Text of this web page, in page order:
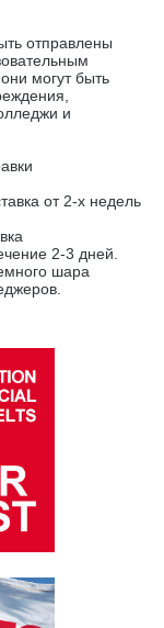
отправлены
могут быть
и
от 2-х недель
2-3 дней.
шара